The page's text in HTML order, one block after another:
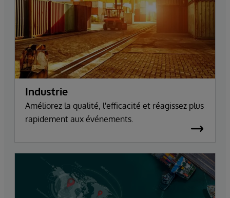
Industrie
Améliorez la qualité, l'efficacité et réagissez plus
rapidement aux événements.